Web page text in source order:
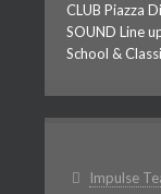
CLUB Piazza
SOUND Line
School &
Impulse